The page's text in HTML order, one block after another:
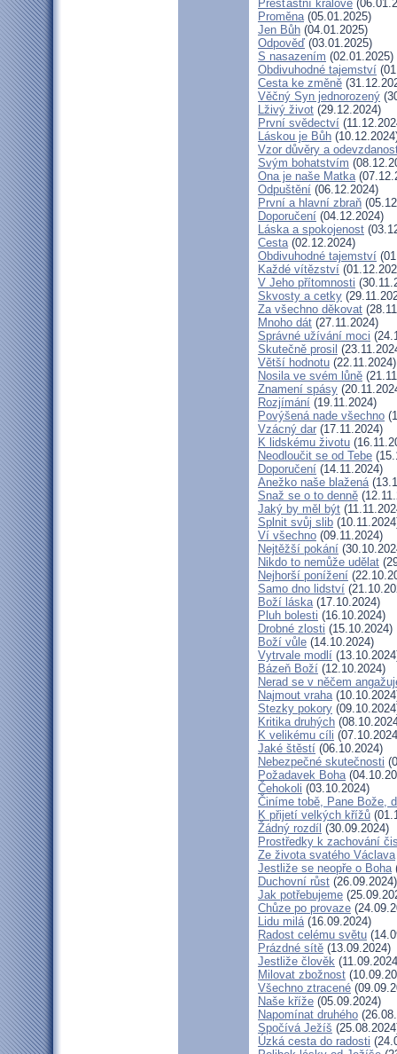
Přešťastní králové
Proměna(05.01.2025)
Jen Bůh (04.01.2025)
Odpověď (03.01.2025)
S nasazením (02.01.2025)
Obdivuhodné tajemství
Cesta ke změně
Věčný Syn jednorozený
Lživý život (29.12.2024)
První svědectví
Láskou je Bůh
Vzor důvěry a
Svým bohatstvím
Ona je naše Matka
Odpuštění (06.12.2024)
První a hlavní zbraň
Doporučení (04.12.2024)
Láska a spokojenost
Cesta(02.12.2024)
Obdivuhodné tajemství
Každé vítězství
V Jeho přítomnosti
Skvosty a cetky
Za všechno děkovat
Mnoho dát (27.11.2024)
Správné užívání moci
Skutečně prosil
Větší hodnotu (22.11.2024)
Nosila ve svém lůně
Znamení spásy
Rozjímání (19.11.2024)
Povýšená nade všechno
Vzácný dar (17.11.2024)
K lidskému životu
Neodloučit se od Tebe
Doporučení (14.11.2024)
Anežko naše blažená
Snaž se o to denně
Jaký by měl být
Splnit svůj slib
Ví všechno (09.11.2024)
Nejtěžší pokání
Nikdo to nemůže udělat
Nejhorší ponížení
Samo dno lidství
Boží láska(17.10.2024)
Pluh bolesti (16.10.2024)
Drobné zlosti (15.10.2024)
Boží vůle (14.10.2024)
Vytrvale modlí
Bázeň Boží (12.10.2024)
Nerad se v něčem
Najmout vraha
Stezky pokory
Kritika druhých
K velikému cíli
Jaké štěstí (06.10.2024)
Nebezpečné skutečnosti
Požadavek Boha
Čehokoli (03.10.2024)
Činíme tobě, Pane Bože,
K přijetí velkých křížů
Žádný rozdíl (30.09.2024)
Prostředky k zachování
Ze života svatého Václava
Jestliže se neopře o Boha
Duchovní růst (26.09.2024)
Jak potřebujeme
Chůze po provaze
Lidu milá(16.09.2024)
Radost celému světu
Prázdné sítě (13.09.2024)
Jestliže člověk
Milovat zbožnost
Všechno ztracené
Naše kříže (05.09.2024)
Napomínat druhého
Spočívá Ježíš
Úzká cesta do radosti